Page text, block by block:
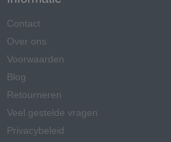
Contact
Over ons
Voorwaarden
Blog
Retourneren
Veel gestelde vragen
Privacybeleid